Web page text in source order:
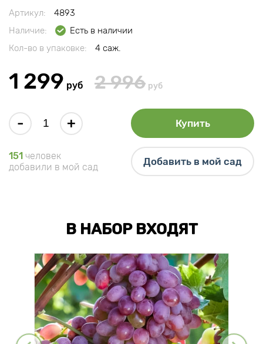
Артикул:
4893
Наличие:
Есть в наличии
Кол-во в упаковке:
4 саж.
1 299 руб 2 996 руб
- + Купить
151 человек
добавили в мой сад
Добавить в мой сад
В НАБОР ВХОДЯТ